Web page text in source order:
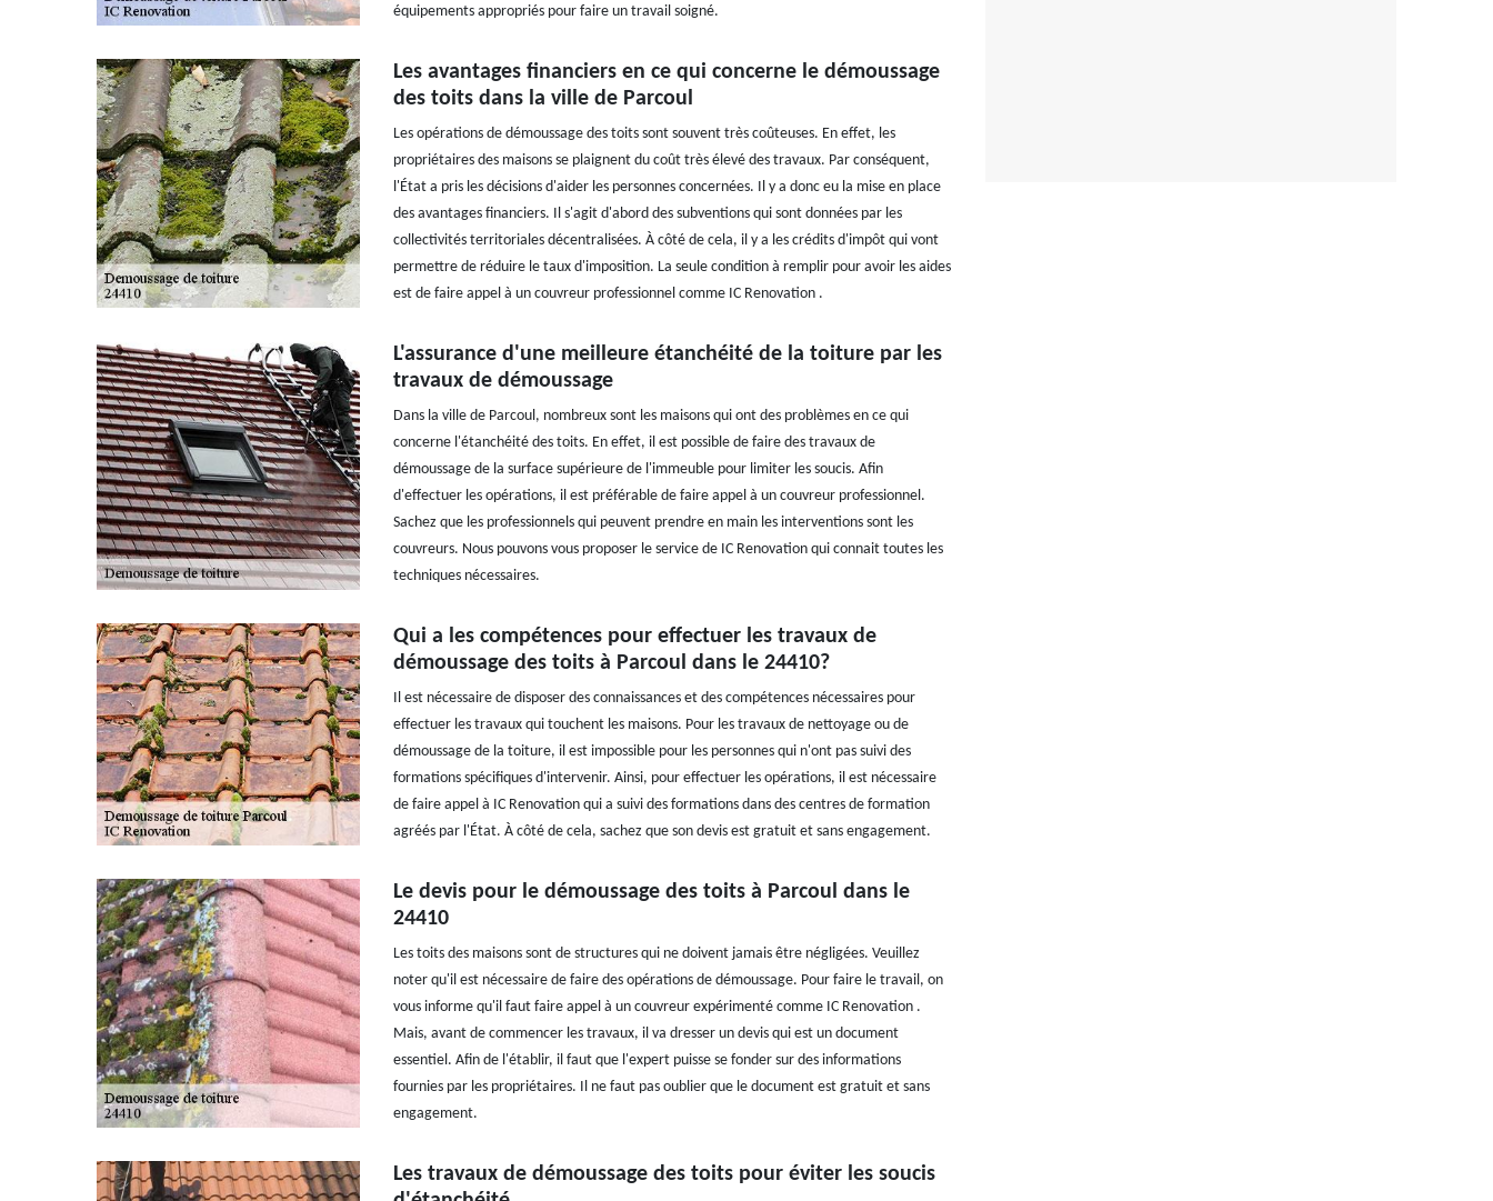
équipements appropriés pour faire un travail soigné.
Les avantages financiers en ce qui concerne le démoussage
des toits dans la ville de Parcoul
Les opérations de démoussage des toits sont souvent très coûteuses. En effet, les
propriétaires des maisons se plaignent du coût très élevé des travaux. Par conséquent,
l'État a pris les décisions d'aider les personnes concernées. Il y a donc eu la mise en place
des avantages financiers. Il s'agit d'abord des subventions qui sont données par les
collectivités territoriales décentralisées. À côté de cela, il y a les crédits d'impôt qui vont
permettre de réduire le taux d'imposition. La seule condition à remplir pour avoir les aides
est de faire appel à un couvreur professionnel comme IC Renovation .
L'assurance d'une meilleure étanchéité de la toiture par les
travaux de démoussage
Dans la ville de Parcoul, nombreux sont les maisons qui ont des problèmes en ce qui
concerne l'étanchéité des toits. En effet, il est possible de faire des travaux de
démoussage de la surface supérieure de l'immeuble pour limiter les soucis. Afin
d'effectuer les opérations, il est préférable de faire appel à un couvreur professionnel.
Sachez que les professionnels qui peuvent prendre en main les interventions sont les
couvreurs. Nous pouvons vous proposer le service de IC Renovation qui connait toutes les
techniques nécessaires.
Qui a les compétences pour effectuer les travaux de
démoussage des toits à Parcoul dans le 24410?
Il est nécessaire de disposer des connaissances et des compétences nécessaires pour
effectuer les travaux qui touchent les maisons. Pour les travaux de nettoyage ou de
démoussage de la toiture, il est impossible pour les personnes qui n'ont pas suivi des
formations spécifiques d'intervenir. Ainsi, pour effectuer les opérations, il est nécessaire
de faire appel à IC Renovation qui a suivi des formations dans des centres de formation
agréés par l'État. À côté de cela, sachez que son devis est gratuit et sans engagement.
Le devis pour le démoussage des toits à Parcoul dans le
24410
Les toits des maisons sont de structures qui ne doivent jamais être négligées. Veuillez
noter qu'il est nécessaire de faire des opérations de démoussage. Pour faire le travail, on
vous informe qu'il faut faire appel à un couvreur expérimenté comme IC Renovation .
Mais, avant de commencer les travaux, il va dresser un devis qui est un document
essentiel. Afin de l'établir, il faut que l'expert puisse se fonder sur des informations
fournies par les propriétaires. Il ne faut pas oublier que le document est gratuit et sans
engagement.
Les travaux de démoussage des toits pour éviter les soucis